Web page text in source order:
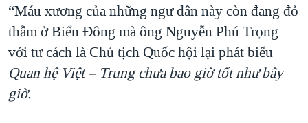
“Máu xương của những ngư dân này còn đang đỏ
thẫm ở Biển Đông mà ông Nguyễn Phú Trọng
với tư cách là Chủ tịch Quốc hội lại phát biểu
Quan hệ Việt – Trung chưa bao giờ tốt như bây
giờ.